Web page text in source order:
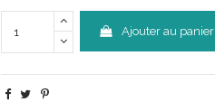
Ajouter au panier